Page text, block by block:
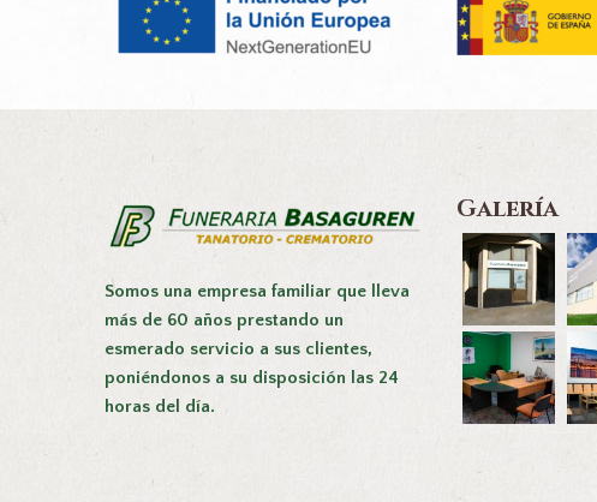
Somos una empresa familiar que lleva
más de 60 años prestando un
esmerado servicio a sus clientes,
poniéndonos a su disposición las 24
horas del día.
Galería